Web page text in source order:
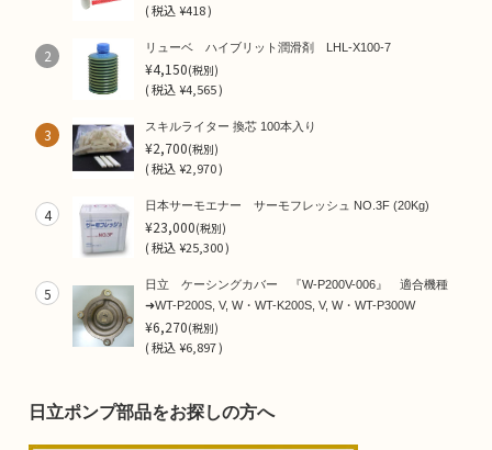
(税込¥418 )
2 リューベ ハイブリット潤滑剤 LHL-X100-7
¥4,150(税別)
(税込¥4,565 )
3 スキルライター 換芯 100本入り
¥2,700(税別)
(税込¥2,970 )
4 日本サーモエナー サーモフレッシュ NO.3F (20Kg)
¥23,000(税別)
(税込¥25,300 )
5
日立 ケーシングカバー 『W-P200V-006』 適合機種
➜WT-P200S, V, W・WT-K200S, V, W・WT-P300W
¥6,270(税別)
(税込¥6,897 )
日立ポンプ部品をお探しの方へ